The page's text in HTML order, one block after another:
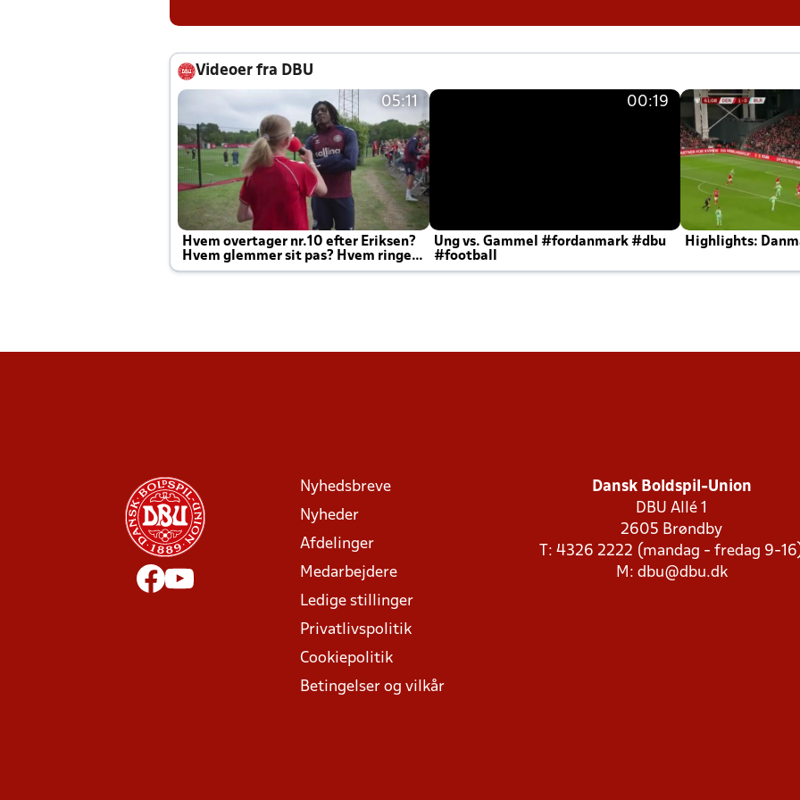
Videoer fra DBU
05:11
Hvem overtager nr.10 efter Eriksen?
Hvem glemmer sit pas? Hvem ringer
Joachim altid til efter kampe?
00:19
Ung vs. Gammel #fordanmark #dbu
#football
Highlights:
Nyhedsbreve
Nyheder
Afdelinger
Medarbejdere
Ledige stillinger
Privatlivspolitik
Cookiepolitik
Betingelser og vilkår
Dansk Boldspil-Union
DBU Allé 1
2605 Brøndby
T: 4326 2222 (mandag - fredag 9-
M: dbu@dbu.dk